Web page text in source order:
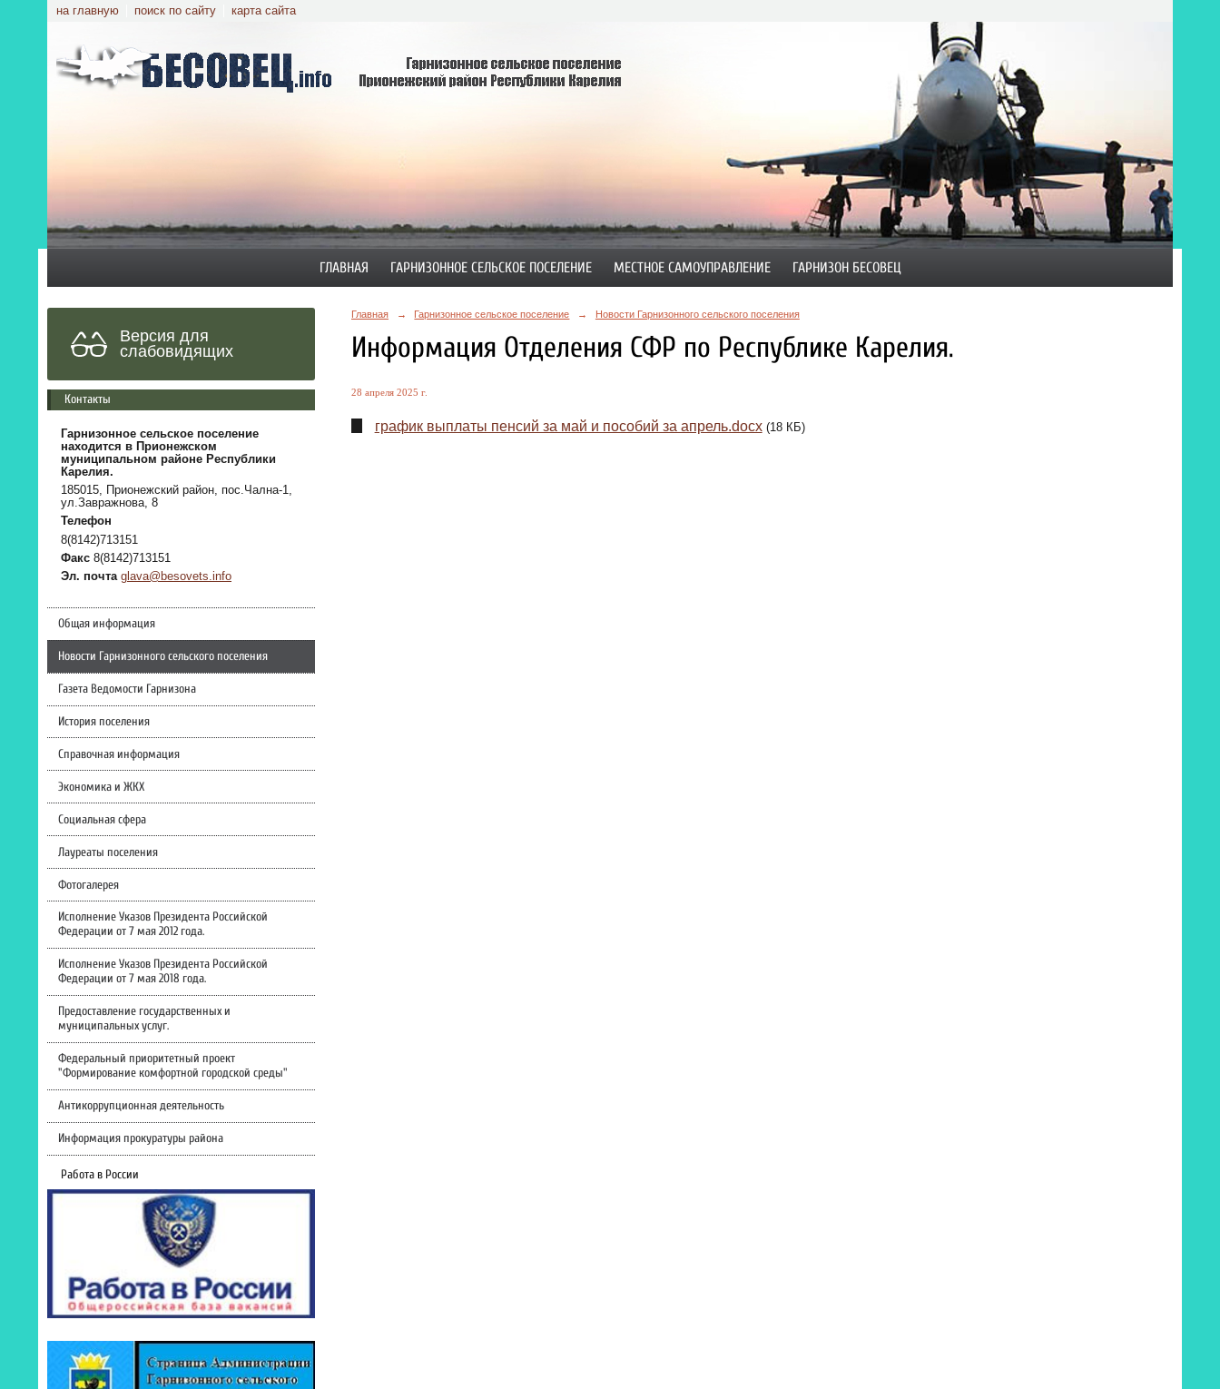
на главную поиск по сайту карта сайта
ГЛАВНАЯ ГАРНИЗОННОЕ СЕЛЬСКОЕ ПОСЕЛЕНИЕ МЕСТНОЕ САМОУПРАВЛЕНИЕ ГАРНИЗОН БЕСОВЕЦ
Версия для
слабовидящих
Контакты
Гарнизонное сельское поселение
находится в Прионежском
муниципальном районе Республики
Карелия.
185015, Прионежский район, пос.Чална-1,
ул.Завражнова, 8
Телефон
8(8142)713151
Факс 8(8142)713151
Эл. почта glava@besovets.info
Общая информация
Новости Гарнизонного сельского поселения
Газета Ведомости Гарнизона
История поселения
Справочная информация
Экономика и ЖКХ
Социальная сфера
Лауреаты поселения
Фотогалерея
Исполнение Указов Президента Российской
Федерации от 7 мая 2012 года.
Исполнение Указов Президента Российской
Федерации от 7 мая 2018 года.
Предоставление государственных и
муниципальных услуг.
Федеральный приоритетный проект
"Формирование комфортной городской среды"
Антикоррупционная деятельность
Информация прокуратуры района
Работа в России
Главная → Гарнизонное сельское поселение → Новости Гарнизонного сельского поселения
Информация Отделения СФР по Республике Карелия.
28 апреля 2025 г.
график выплаты пенсий за май и пособий за апрель.docx (18 КБ)